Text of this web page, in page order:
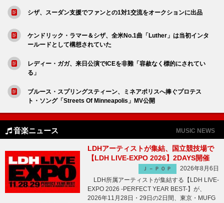
シザ、スーダン支援でファンとの1対1交流をオークションに出品
ケンドリック・ラマー＆シザ、全米No.1曲「Luther」は当初インタ
ールードとして構想されていた
レディー・ガガ、来日公演でICEを非難「容赦なく標的にされてい
る」
ブルース・スプリングスティーン、ミネアポリスへ捧ぐプロテス
ト・ソング「Streets Of Minneapolis」MV公開
音楽ニュース MUSIC NEWS
LDHアーティストが集結、国立競技場で
【LDH LIVE-EXPO 2026】2DAYS開催
Ｊ－ＰＯＰ
2026年8月6日
LDH所属アーティストが集結する【LDH LIVE-
EXPO 2026 -PERFECT YEAR BEST-】が、
2026年11月28日・29日の2日間、東京・MUFG